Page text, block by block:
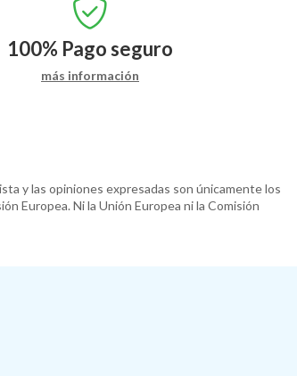
100% Pago seguro
más información
y las opiniones expresadas son únicamente los
Europea. Ni la Unión Europea ni la Comisión